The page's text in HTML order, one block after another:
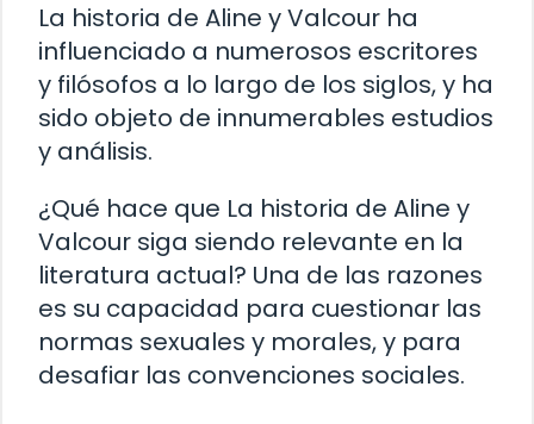
La historia de Aline y Valcour ha
influenciado a numerosos escritores
y filósofos a lo largo de los siglos, y ha
sido objeto de innumerables estudios
y análisis.
¿Qué hace que La historia de Aline y
Valcour siga siendo relevante en la
literatura actual? Una de las razones
es su capacidad para cuestionar las
normas sexuales y morales, y para
desafiar las convenciones sociales.